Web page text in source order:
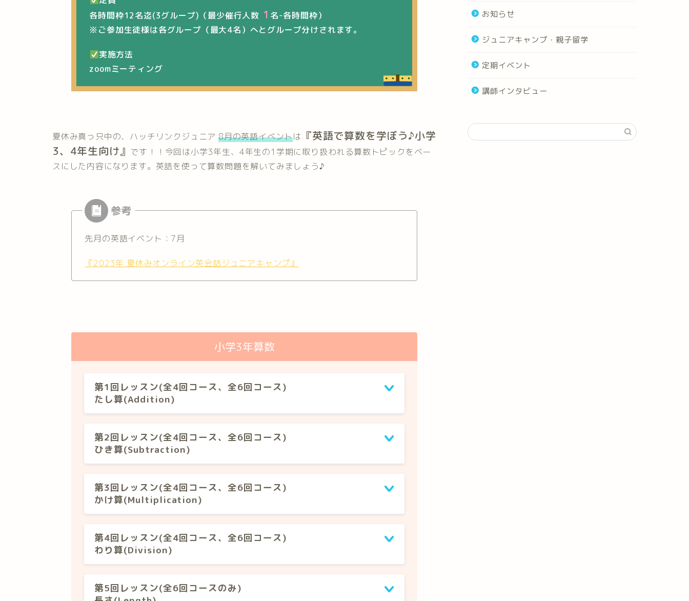
各時間枠12名迄(3グループ)（最少催行人数 1 名-各時間枠）
※ご参加生徒様は各グループ（最大4名）へとグループ分けされます。
実施方法
zoomミーティング
夏休み真っ只中の、ハッチリンクジュニア 8月の英語イベントは 『英語で算数を学ぼう♪小学
3、4年生向け』 です ！！ 今回は小学3年生、4年生の1学期に取り扱われる算数トピックをベー
スにした内容になります。英語を使って算数問題を解いてみましょう♪
先月の英語イベント：7月
『2023年 夏休みオンライン英会話ジュニアキャンプ』
小学3年算数
第1回レッスン(全4回コース、全6回コース)
たし算(Addition)
第2回レッスン(全4回コース、全6回コース)
ひき算(Subtraction)
第3回レッスン(全4回コース、全6回コース)
かけ算(Multiplication)
第4回レッスン(全4回コース、全6回コース)
わり算(Division)
第5回レッスン(全6回コースのみ)
お知らせ
ジュニアキャンプ・親子留学
定期イベント
講師インタビュー